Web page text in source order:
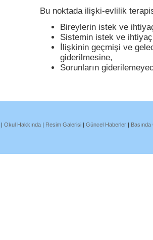
Bu noktada ilişki-evlilik
Bireylerin istek ve
Sistemin istek ve
İlişkinin geçmişi ve
giderilmesine,
Sorunların
| Okul Hakkında| Resim Galerisi| Güncel Haberler |